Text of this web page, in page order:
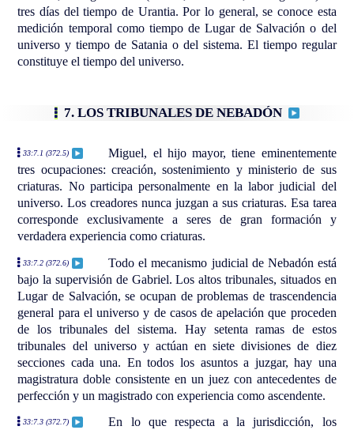
tres días del tiempo de Urantia. Por lo general, se conoce esta
medición temporal como tiempo de Lugar de Salvación o del
universo y tiempo de Satania o del sistema. El tiempo regular
constituye el tiempo del universo.
7. LOS TRIBUNALES DE NEBADÓN
33:7.1 (372.5)
Miguel, el hijo mayor, tiene eminentemente
tres ocupaciones: creación, sostenimiento y ministerio de sus
criaturas. No participa personalmente en la labor judicial del
universo. Los creadores nunca juzgan a sus criaturas. Esa tarea
corresponde exclusivamente a seres de gran formación y
verdadera experiencia como criaturas.
33:7.2 (372.6)
Todo el mecanismo judicial de Nebadón está
bajo la supervisión de Gabriel. Los altos tribunales, situados en
Lugar de Salvación, se ocupan de problemas de trascendencia
general para el universo y de casos de apelación que proceden
de los tribunales del sistema. Hay setenta ramas de estos
tribunales del universo y actúan en siete divisiones de diez
secciones cada una. En todos los asuntos a juzgar, hay una
magistratura doble consistente en un juez con antecedentes de
perfección y un magistrado con experiencia como ascendente.
33:7.3 (372.7)
En lo que respecta a la jurisdicción, los